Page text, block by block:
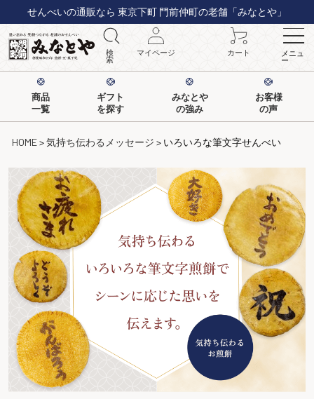
せんべいの通販なら 東京下町 門前仲町の老舗「みなとや」
検
索
マイページ カート メニュ
ー
商品
一覧
ギフト
を探す
みなとや
の強み
お客様
の声
HOME 気持ち伝わるメッセージ いろいろな筆文字せんべい